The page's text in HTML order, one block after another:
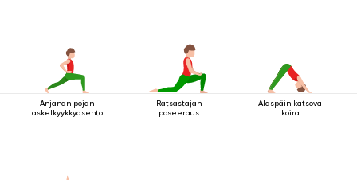
Anjanan pojan
askelkyykkyasento
Ratsastajan
poseeraus
Alaspäin katsova
koira